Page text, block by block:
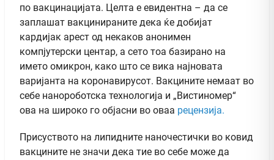
по вакцинацијата. Целта е евидентна – да се
заплашат вакцинираните дека ќе добијат
кардијак арест од некаков анонимен
компјутерски центар, а сето тоа базирано на
името омикрон, како што се вика најновата
варијанта на коронавирусот. Вакцините немаат во
себе нанороботска технологија и „Вистиномер“
ова на широко го објасни во оваа рецензија.
Присуството на липидните наночестички во ковид
вакцините не значи дека тие во себе може да